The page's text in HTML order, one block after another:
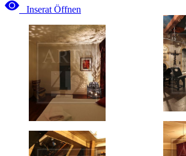
Inserat Öffnen